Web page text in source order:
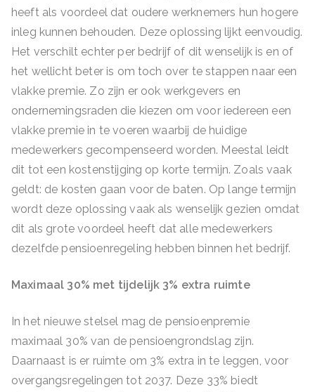
heeft als voordeel dat oudere werknemers hun hogere
inleg kunnen behouden. Deze oplossing lijkt eenvoudig.
Het verschilt echter per bedrijf of dit wenselijk is en of
het wellicht beter is om toch over te stappen naar een
vlakke premie. Zo zijn er ook werkgevers en
ondernemingsraden die kiezen om voor iedereen een
vlakke premie in te voeren waarbij de huidige
medewerkers gecompenseerd worden. Meestal leidt
dit tot een kostenstijging op korte termijn. Zoals vaak
geldt: de kosten gaan voor de baten. Op lange termijn
wordt deze oplossing vaak als wenselijk gezien omdat
dit als grote voordeel heeft dat alle medewerkers
dezelfde pensioenregeling hebben binnen het bedrijf.
Maximaal 30% met tijdelijk 3% extra ruimte
In het nieuwe stelsel mag de pensioenpremie
maximaal 30% van de pensioengrondslag zijn.
Daarnaast is er ruimte om 3% extra in te leggen, voor
overgangsregelingen tot 2037. Deze 33% biedt